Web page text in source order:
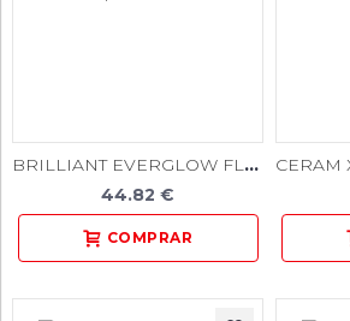
BRILLIANT EVERGLOW FLOW
44.82 €